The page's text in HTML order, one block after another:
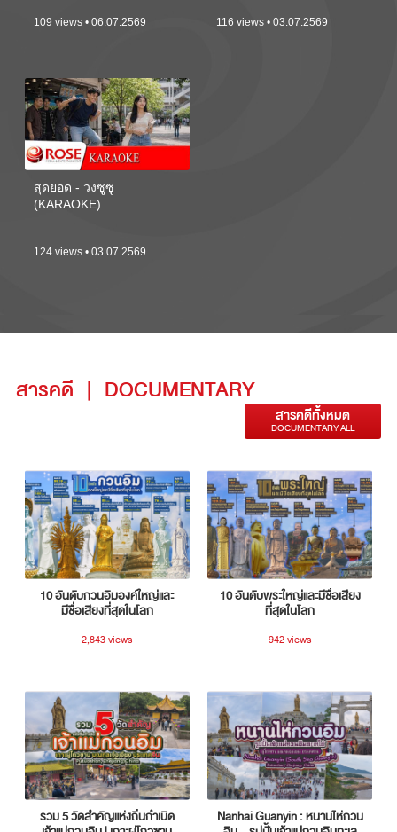
109 views • 06.07.2569 116 views • 03.07.2569
สุดยอด - วงซูซู
(KARAOKE)
124 views • 03.07.2569
สารคดี | DOCUMENTARY
สารคดีทั้งหมด
DOCUMENTARY ALL
10 อันดับกวนอิมองค์ใหญ่และ
มีชื่อเสียงที่สุดในโลก
2,843 views
10 อันดับพระใหญ่และมีชื่อเสียง
ที่สุดในโลก
942 views
รวม 5 วัดสำคัญแห่งถิ่นกำเนิด
Nanhai Guanyin : หนานไห่กวน